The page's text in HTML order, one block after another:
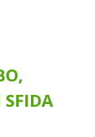
SFIDA